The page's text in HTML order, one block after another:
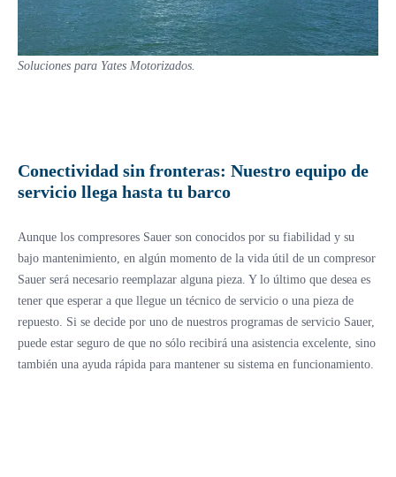
Soluciones para Yates Motorizados.
Conectividad sin fronteras: Nuestro equipo de
servicio llega hasta tu barco
Aunque los compresores Sauer son conocidos por su fiabilidad y su
bajo mantenimiento, en algún momento de la vida útil de un compresor
Sauer será necesario reemplazar alguna pieza. Y lo último que desea es
tener que esperar a que llegue un técnico de servicio o una pieza de
repuesto. Si se decide por uno de nuestros programas de servicio Sauer,
puede estar seguro de que no sólo recibirá una asistencia excelente, sino
también una ayuda rápida para mantener su sistema en funcionamiento.